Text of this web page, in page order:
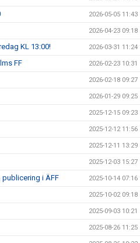
2026-05-05 11:43
2026-04-23 09:18
KL 13:00! 2026-03-31 11:24
FF 2026-02-23 10:31
2026-02-18 09:27
2026-01-29 09:25
2025-12-15 09:23
2025-12-12 11:56
2025-12-11 13:29
2025-12-03 15:27
i ÄFF 2025-10-14 07:16
2025-10-02 09:18
2025-09-03 10:21
2025-08-26 11:25